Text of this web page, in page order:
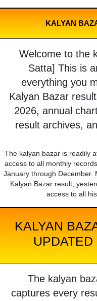
KALYAN
Welcome to the
Satta] This is
everything you
Kalyan Bazar
2026, annual
result archives,
The kalyan bazar is readily
access to all monthly
January through December.
Kalyan Bazar result,
access to all
KALYAN
The kalyan
captures every